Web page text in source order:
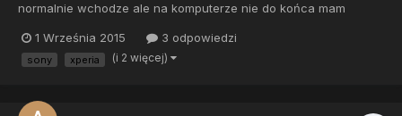
normalnie wchodze ale na komputerze nie do końca mam
drivers i tam znaznaczam i pobieram sony fastboot drivers ale i
tak komputer nie widzi telefonu?? Wie ktoś co z tym zrobić??
1 Września 2015 3 odpowiedzi
sony xperia (i 2 więcej)